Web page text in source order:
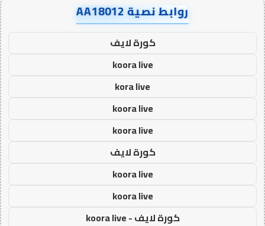
روابط نصية AA18012
كورة لايف
koora live
kora live
koora live
koora live
كورة لايف
koora live
koora live
كورة لايف - koora live